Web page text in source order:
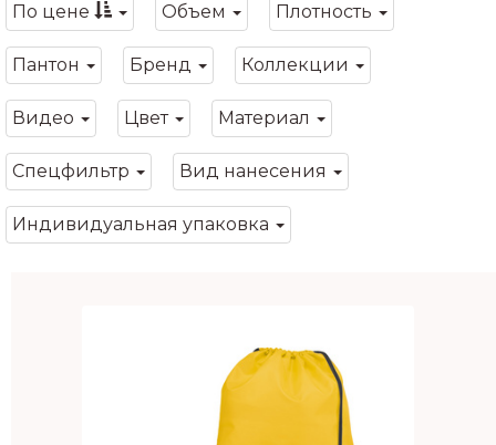
По цене Объем Плотность
Пантон Бренд Коллекции
Видео Цвет Материал
Спецфильтр Вид нанесения
Индивидуальная упаковка